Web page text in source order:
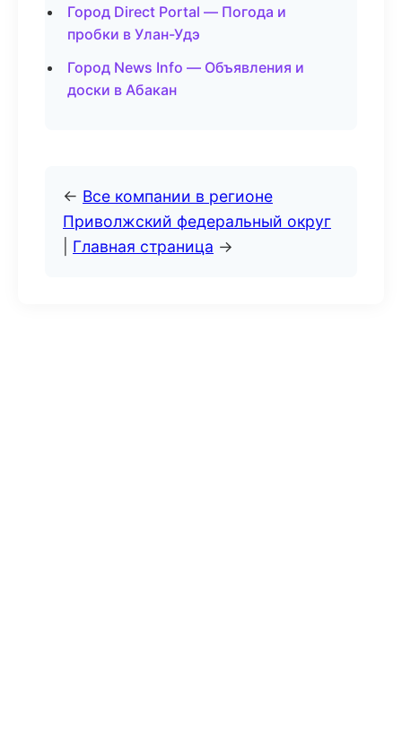
Город Direct Portal — Погода и
пробки в Улан-Удэ
Город News Info — Объявления и
доски в Абакан
← Все компании в регионе
Приволжский федеральный округ
Главная страница →